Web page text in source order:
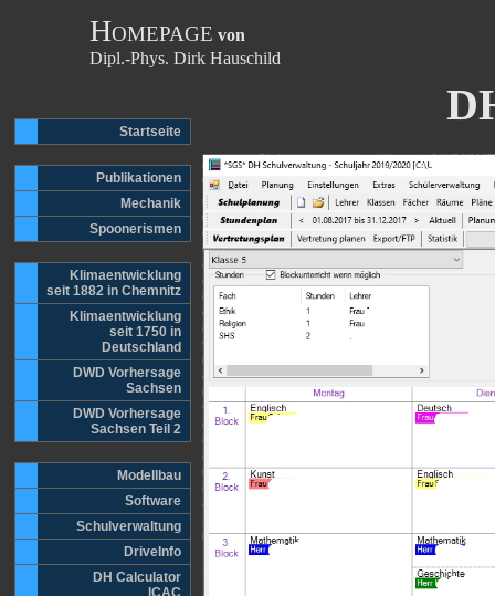
HOMEPAGE von
Dipl.-Phys. Dirk Hauschild
Startseite
Publikationen
Mechanik
Spoonerismen
Klimaentwicklung
seit 1882 in Chemnitz
Klimaentwicklung
seit 1750 in
Deutschland
DWD Vorhersage
Sachsen
DWD Vorhersage
Sachsen Teil 2
Modellbau
Software
Schulverwaltung
DriveInfo
DH Calculator
ICAC